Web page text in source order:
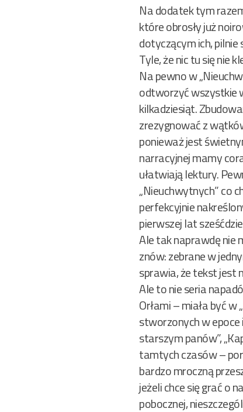
Na dodatek tym
które obrosły już
dotyczącym ich,
Tyle, że nic tu się nie
Na pewno w
odtworzyć wszystkie
kilkadziesiąt.
zrezygnować z
ponieważ jest
narracyjnej mamy
ułatwiają lektury.
„Nieuchwytnych” co
perfekcyjnie
pierwszej lat
Ale tak naprawdę nie
znów: zebrane w
sprawia, że tekst jest
Ale to nie seria
Orłami – miała być
stworzonych w epoce
starszym panów”,
tamtych czasów –
bardzo mroczną
jeżeli chce się grać o
pobocznej,